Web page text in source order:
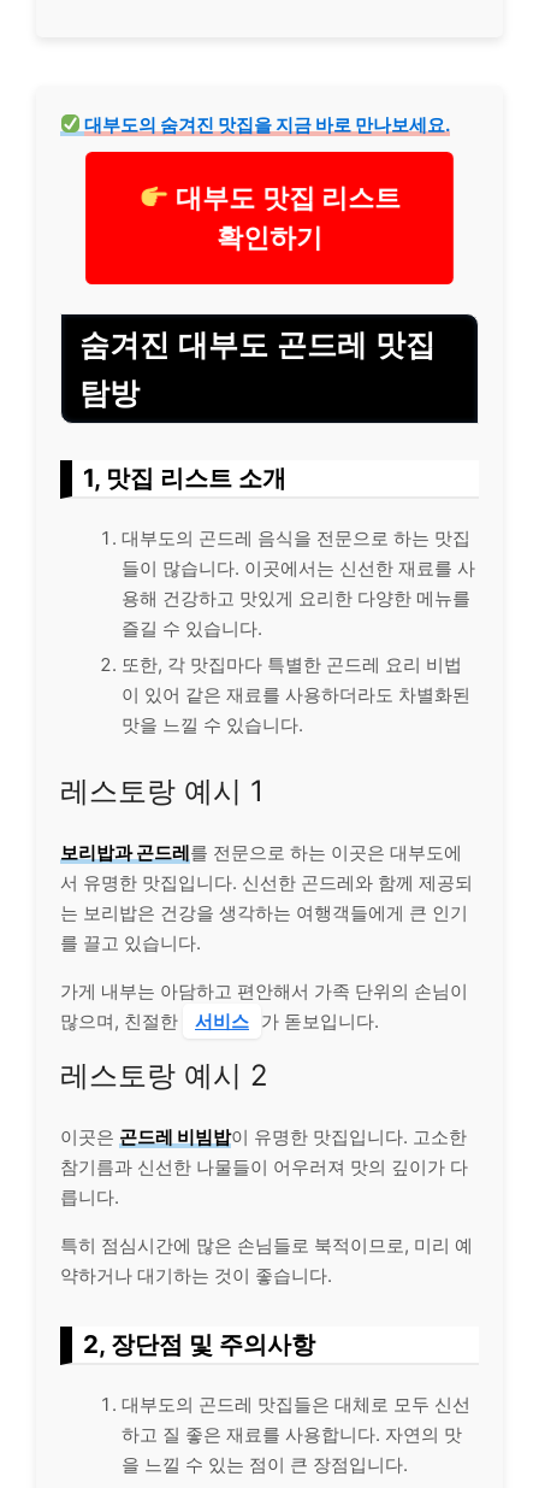
대부도의 숨겨진 맛집을 지금 바로 만나보세요.
대부도 맛집 리스트
확인하기
숨겨진 대부도 곤드레 맛집
탐방
1, 맛집 리스트 소개
대부도의 곤드레 음식을 전문으로 하는 맛집
들이 많습니다. 이곳에서는 신선한 재료를 사
용해 건강하고 맛있게 요리한 다양한 메뉴를
즐길 수 있습니다.
또한, 각 맛집마다 특별한 곤드레 요리 비법
이 있어 같은 재료를 사용하더라도 차별화된
맛을 느낄 수 있습니다.
레스토랑 예시 1
보리밥과 곤드레를 전문으로 하는 이곳은 대부도에
서 유명한 맛집입니다. 신선한 곤드레와 함께 제공되
는 보리밥은 건강을 생각하는 여행객들에게 큰 인기
를 끌고 있습니다.
가게 내부는 아담하고 편안해서 가족 단위의 손님이
많으며, 친절한
서비스 가 돋보입니다.
레스토랑 예시 2
이곳은 곤드레 비빔밥이 유명한 맛집입니다. 고소한
참기름과 신선한 나물들이 어우러져 맛의 깊이가 다
릅니다.
특히 점심시간에 많은 손님들로 북적이므로, 미리 예
약하거나 대기하는 것이 좋습니다.
2, 장단점 및 주의사항
대부도의 곤드레 맛집들은 대체로 모두 신선
하고 질 좋은 재료를 사용합니다. 자연의 맛
을 느낄 수 있는 점이 큰 장점입니다.